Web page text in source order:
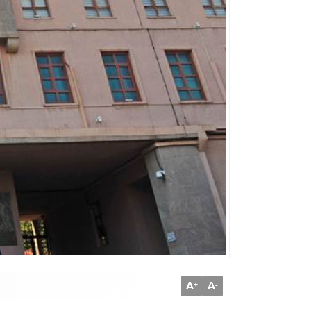
A+ A-